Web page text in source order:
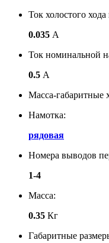
Ток холостого хода
0.035 А
Ток номинальной
0.5 А
Масса-габаритные
Намотка:
рядовая
Номера выводов
1-4
Масса:
0.35 Кг
Габаритные